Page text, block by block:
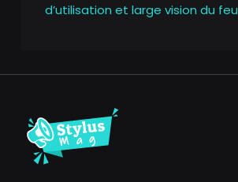
d’utilisation et large vision du feu